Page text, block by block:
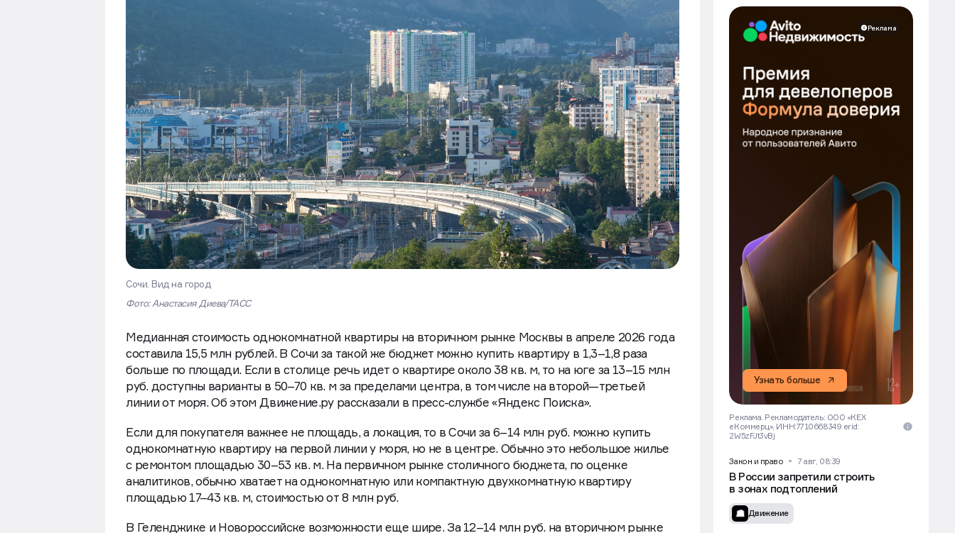
Сочи. Вид на город
Медианная стоимость однокомнатной квартиры на вторичном рынке Москвы в апреле 2026 года
составила 15,5 млн рублей. В Сочи за такой же бюджет можно купить квартиру в 1,3–1,8 раза
больше по площади. Если в столице речь идет о квартире около 38 кв. м, то на юге за 13–15 млн
руб. доступны варианты в 50–70 кв. м за пределами центра, в том числе на второй—третьей
Если для покупателя важнее не площадь, а локация, то в Сочи за 6–14 млн руб. можно купить
однокомнатную квартиру на первой линии у моря, но не в центре. Обычно это небольшое жилье
с ремонтом площадью 30–53 кв. м. На первичном рынке столичного бюджета, по оценке
аналитиков, обычно хватает на однокомнатную или компактную двухкомнатную квартиру
Узнать больше
Реклама. Рекламодатель: ООО «КЕХ
еКоммерц», ИНН:7710668349 erid:
Закон и право 7 авг, 08:39
В России запретили строить
в зонах подтоплений
Движение